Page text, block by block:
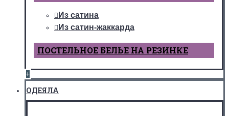
Из сатина
Из сатин-жаккарда
ПОСТЕЛЬНОЕ БЕЛЬЕ НА РЕЗИНКЕ
+
ОДЕЯЛА